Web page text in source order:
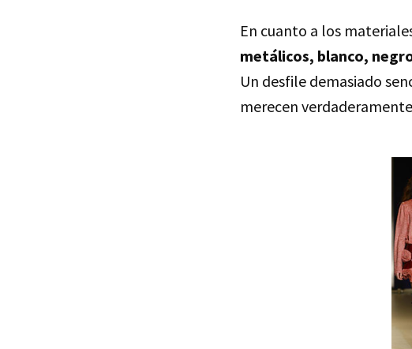
En cuanto a los
metálicos, blanco,
Un desfile demasiado
merecen